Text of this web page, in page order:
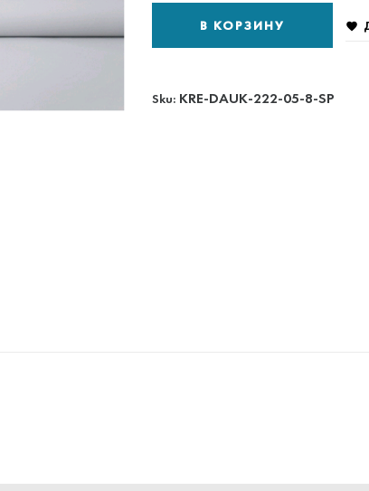
В КОРЗИНУ 
Sku: KRE-DAUK-222-05-8-SP